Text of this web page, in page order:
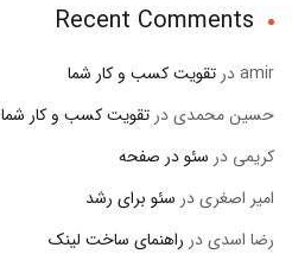
Recent Comments
amirدر تقویت کسب و کار شما
حسین محمدیدر تقویت کسب و کار شما
کریمی در سئو در صفحه
امیر اصغریدر سئو برای رشد
رضا اسدیدر راهنمای ساخت لینک